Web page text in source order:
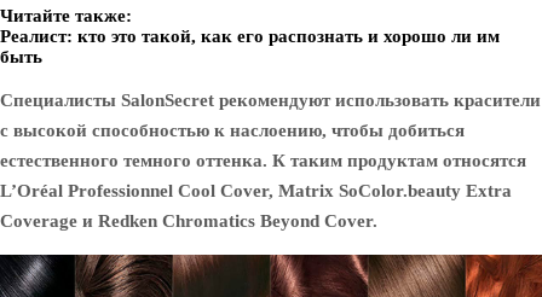
Читайте также:
Реалист: кто это такой, как его распознать и хорошо ли им
быть
Специалисты SalonSecret рекомендуют использовать красители
с высокой способностью к наслоению, чтобы добиться
естественного темного оттенка. К таким продуктам относятся
L’Oréal Professionnel Cool Cover, Matrix SoColor.beauty Extra
Coverage и Redken Chromatics Beyond Cover.